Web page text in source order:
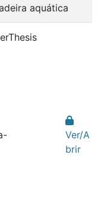
aquática
Ver/A
brir